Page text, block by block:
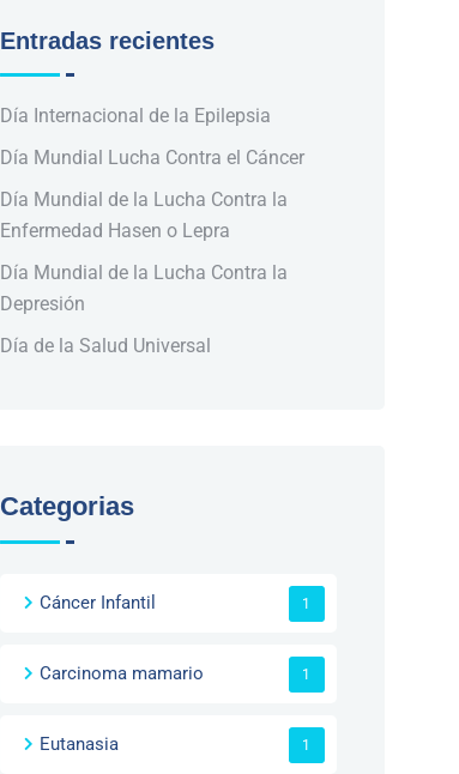
Entradas recientes
Día Internacional de la Epilepsia
Día Mundial Lucha Contra el Cáncer
Día Mundial de la Lucha Contra la
Enfermedad Hasen o Lepra
Día Mundial de la Lucha Contra la
Depresión
Día de la Salud Universal
Categorias
Cáncer Infantil 1
Carcinoma mamario 1
Eutanasia 1